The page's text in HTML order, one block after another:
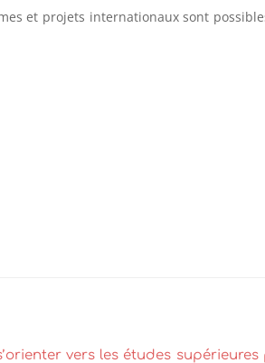
et projets internationaux sont
vers les études